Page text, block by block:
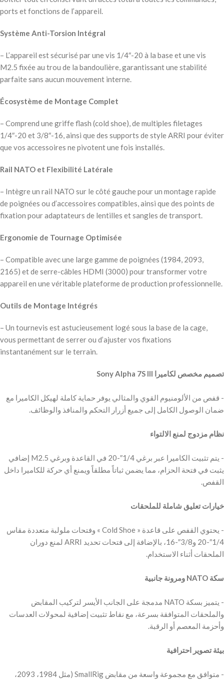
ports et fonctions de l’appareil.
Système Anti-Torsion Intégral
– L’appareil est sécurisé par une vis 1/4″-20 à la base et une vis
M2.5 fixée au trou de la bandoulière, garantissant une stabilité
parfaite sans aucun mouvement interne.
Écosystème de Montage Complet
– Comprend une griffe flash (cold shoe), de multiples filetages
1/4″-20 et 3/8″-16, ainsi que des supports de style ARRI pour éviter
que vos accessoires ne pivotent une fois installés.
Rail NATO et Flexibilité Latérale
– Intègre un rail NATO sur le côté gauche pour un montage rapide
de poignées ou d’accessoires compatibles, ainsi que des points de
fixation pour adaptateurs de lentilles et sangles de transport.
Ergonomie de Tournage Optimisée
– Compatible avec une large gamme de poignées (1984, 2093,
2165) et de serre-câbles HDMI (3000) pour transformer votre
appareil en une véritable plateforme de production professionnelle.
Outils de Montage Intégrés
– Un tournevis est astucieusement logé sous la base de la cage,
vous permettant de serrer ou d’ajuster vos fixations
instantanément sur le terrain.
‫- قفص من الألومنيوم القوي والمثالي يوفر حماية كاملة لهيكل الكاميرا مع
‫نظام مزدوج لمنع الالتواء
‫- يتم تثبيت الكاميرا عبر برغي 1/4″-20 في القاعدة وبرغي M2.5 إضافي
يثبت في فتحة الحزام، مما يضمن ثباتاً مطلقاً ويمنع أي حركة للكاميرا داخل
‫خيارات تعليق شاملة للملحقات
‫- يحتوي القفص على قاعدة « Cold Shoe » وفتحات ملولبة متعددة مقاس
1/4″-20 و3/8″-16، بالإضافة إلى فتحات تحديد ARRI لمنع دوران
‫سكة NATO ومرونة جانبية
‫- يتميز بسكة NATO مدمجة على الجانب الأيسر لتركيب المقابض
والملحقات المتوافقة بسرعة، مع نقاط تثبيت إضافية لمحولات العدسات
‫بيئة تصوير احترافية
‫- متوافق مع مجموعة واسعة من مقابض SmallRig (مثل 1984، 2093،